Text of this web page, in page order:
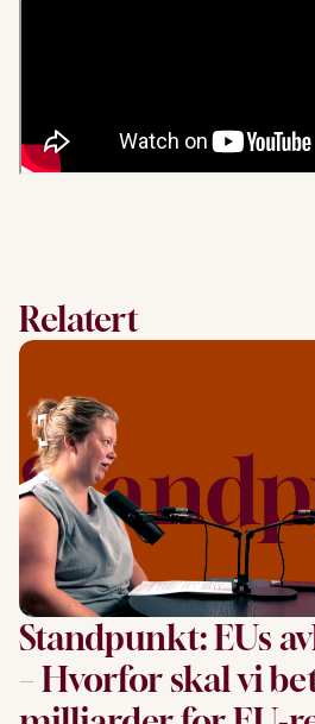
Relatert
Standpunkt: EUs
– Hvorfor skal vi